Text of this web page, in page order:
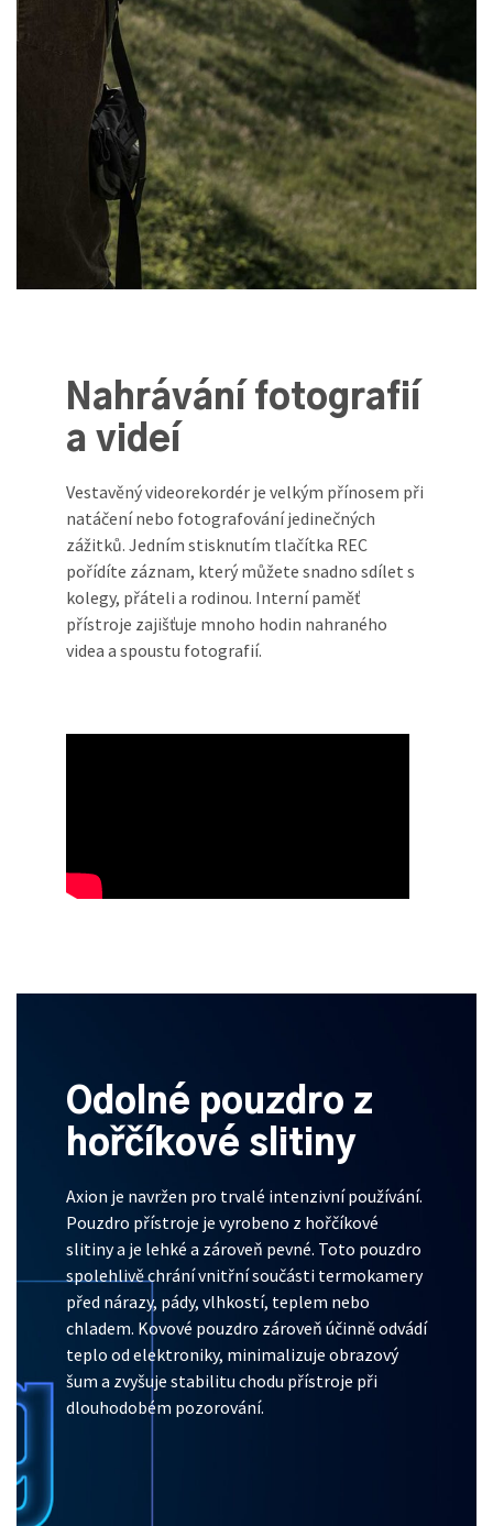
Nahrávání fotografií
a videí
Vestavěný videorekordér je velkým přínosem při
natáčení nebo fotografování jedinečných
zážitků. Jedním stisknutím tlačítka REC
pořídíte záznam, který můžete snadno sdílet s
kolegy, přáteli a rodinou. Interní paměť
přístroje zajišťuje mnoho hodin nahraného
videa a spoustu fotografií.
Odolné pouzdro z
hořčíkové slitiny
Axion je navržen pro trvalé intenzivní používání.
Pouzdro přístroje je vyrobeno z hořčíkové
slitiny a je lehké a zároveň pevné. Toto pouzdro
spolehlivě chrání vnitřní součásti termokamery
před nárazy, pády, vlhkostí, teplem nebo
chladem. Kovové pouzdro zároveň účinně odvádí
teplo od elektroniky, minimalizuje obrazový
šum a zvyšuje stabilitu chodu přístroje při
dlouhodobém pozorování.